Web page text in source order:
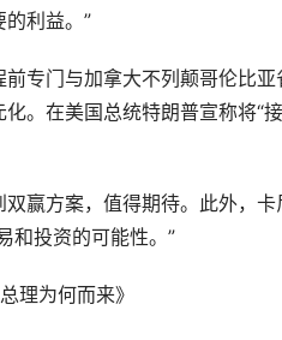
利益。”
专门与加拿大不列颠哥伦比
。在美国总统特朗普宣称将“
赢方案，值得期待。此外，
和投资的可能性。”
理为何而来》